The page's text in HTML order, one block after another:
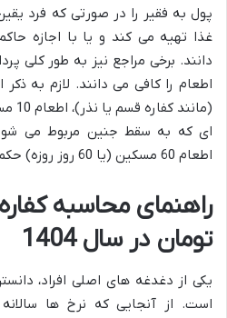
پول به فقیر را در صورتی که فرد
غذا تهیه می کند و یا با اجازه
دانند. برخی مراجع نیز به طور کلی
اطعام را کافی می دانند. لازم به
ای که به سقط جنین مربوط می
اطعام 60 مسکین (یا 60 روز روزه) حکم قتل خطا را دارد.
راهنمای محاسبه
تومان در سال 1404
یکی از دغدغه های اصلی افراد،
است. از آنجایی که نرخ ها